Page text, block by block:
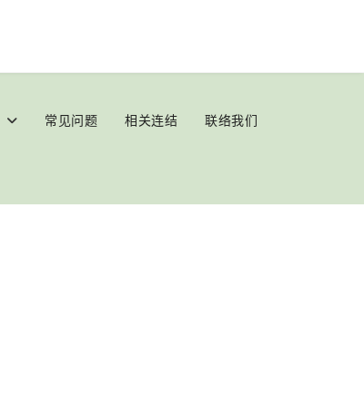
常见问题 相关连结 联络我们